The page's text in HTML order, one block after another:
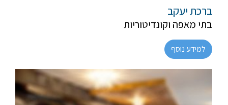
ברכת יעקב
בתי מאפה וקונדיטוריות
למידע נוסף